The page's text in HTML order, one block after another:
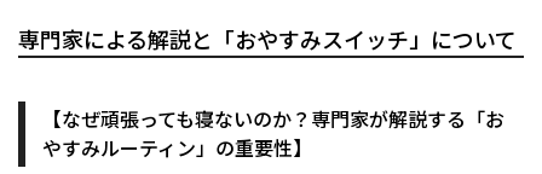
専門家による解説と「おやすみスイッチ」について
【なぜ頑張っても寝ないのか？専門家が解説する「お
やすみルーティン」の重要性】